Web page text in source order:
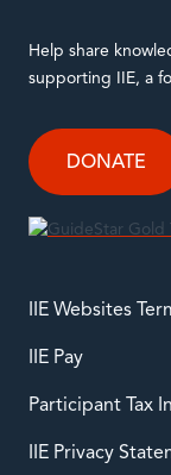
Help share
supporting IIE, a
DONATE
IIE Websites
IIE Pay
Participant Tax
IIE Privacy